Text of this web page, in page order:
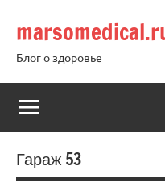
содержимому
Блог о здоровье
Гараж 53